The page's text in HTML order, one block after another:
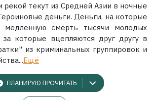
рекой текут из Средней Азии в ночные
деньги. Деньги, на которые
медленную смерть тысячи молодых
которые вцепляются друг другу в
из криминальных группировок и
Ещё
ПЛАНИРУЮ ПРОЧИТАТЬ